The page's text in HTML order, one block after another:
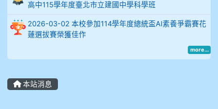
914謝佩臻 5A10+
902蘇奕愷
903陳品帆
904彭子庭
高中115學年度臺北市立建國中學科學班
2026-03-02 本校參加114學年度總統盃AI素養爭霸賽花
蓮選拔賽榮獲佳作
more...
本站消息